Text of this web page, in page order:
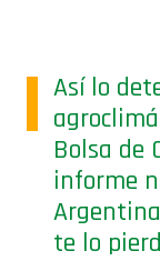
Así lo
Bolsa de
informe
te lo